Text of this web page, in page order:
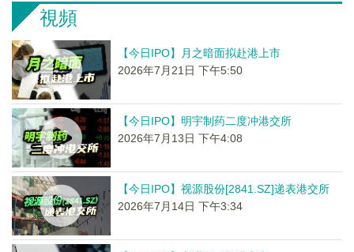
視頻
【今日IPO】月之暗面拟赴港上市
2026年7月21日 下午5:50
【今日IPO】明宇制药二度冲港交所
2026年7月13日 下午4:08
【今日IPO】视源股份[2841.SZ]递表港交所
2026年7月14日 下午3:34